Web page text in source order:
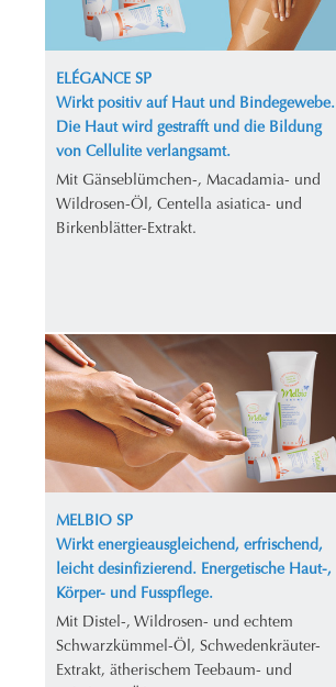
ELÉGANCE SP
Wirkt positiv auf Haut und Bindegewebe.
Die Haut wird gestrafft und die Bildung
von Cellulite verlangsamt.
Mit Gänseblümchen-, Macadamia- und
Wildrosen-Öl, Centella asiatica- und
Birkenblätter-Extrakt.
MELBIO SP
Wirkt energieausgleichend, erfrischend,
leicht desinfizierend. Energetische Haut-,
Körper- und Fusspflege.
Mit Distel-, Wildrosen- und echtem
Schwarzkümmel-Öl, Schwedenkräuter-
Extrakt, ätherischem Teebaum- und